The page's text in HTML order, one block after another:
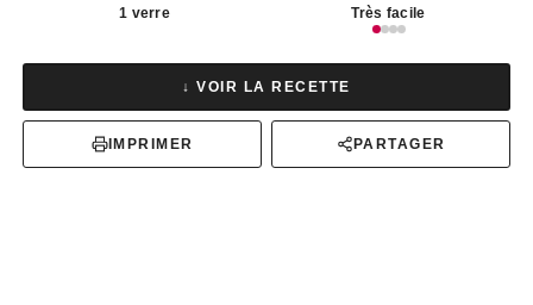
1 verre Très facile
↓ VOIR LA RECETTE
IMPRIMER PARTAGER